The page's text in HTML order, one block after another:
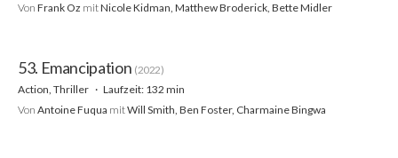
Von Frank Oz mitNicole Kidman, Matthew Broderick, Bette Midler
53. Emancipation (2022)
Action, Thriller
Laufzeit: 132 min
Von Antoine Fuqua mitWill Smith, Ben Foster, Charmaine Bingwa